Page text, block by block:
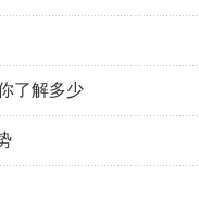
了解多少